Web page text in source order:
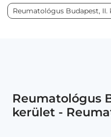
Reumatológus Budapest, II.
Reumatológus
kerület -